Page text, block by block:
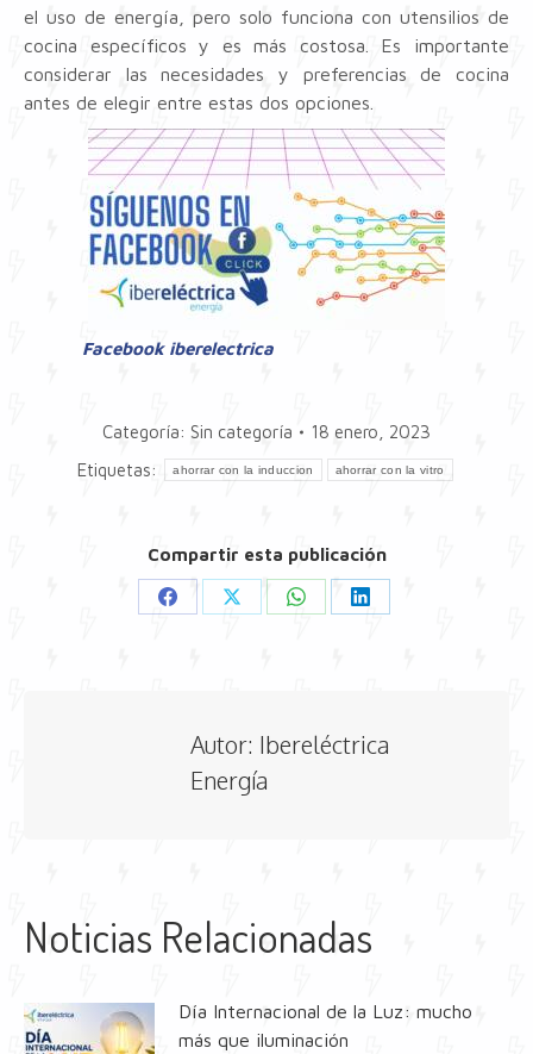
el uso de energía, pero solo funciona con utensilios de
cocina específicos y es más costosa. Es importante
considerar las necesidades y preferencias de cocina
antes de elegir entre estas dos opciones.
Facebook iberelectrica
Categoría: Sin categoría
18 enero, 2023
Etiquetas:
ahorrar con la induccion ahorrar con la vitro
Compartir esta publicación
Share
Share
Share
Share
Autor: Ibereléctrica
Energía
Noticias Relacionadas
Día Internacional de la Luz: mucho
más que iluminación